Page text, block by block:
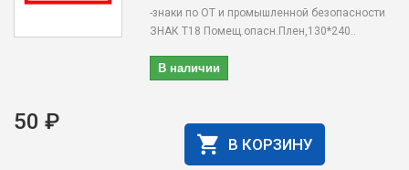
-знаки по ОТ и промышленной безопасности
ЗНАК T18 Помещ.опасн.Плен,130*240..
В наличии
50 ₽
В КОРЗИНУ